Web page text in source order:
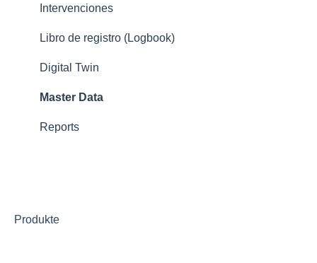
Intervenciones
Libro de registro (Logbook)
Digital Twin
Master Data
Reports
Produkte